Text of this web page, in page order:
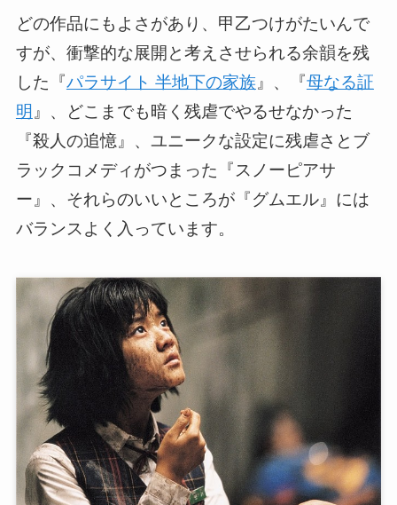
どの作品にもよさがあり、甲乙つけがたいんで
すが、衝撃的な展開と考えさせられる余韻を残
した『パラサイト 半地下の家族』、『母なる証
明 』、どこまでも暗く残虐でやるせなかった
『殺人の追憶』、ユニークな設定に残虐さとブ
ラックコメディがつまった『スノーピアサ
ー』、それらのいいところが『グムエル』には
バランスよく入っています。